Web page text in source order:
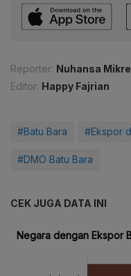
Reporter: Nuhansa
Editor: Happy Fajrian
#Batu Bara #Ekspor
#DMO Batu Bara
CEK JUGA DATA INI